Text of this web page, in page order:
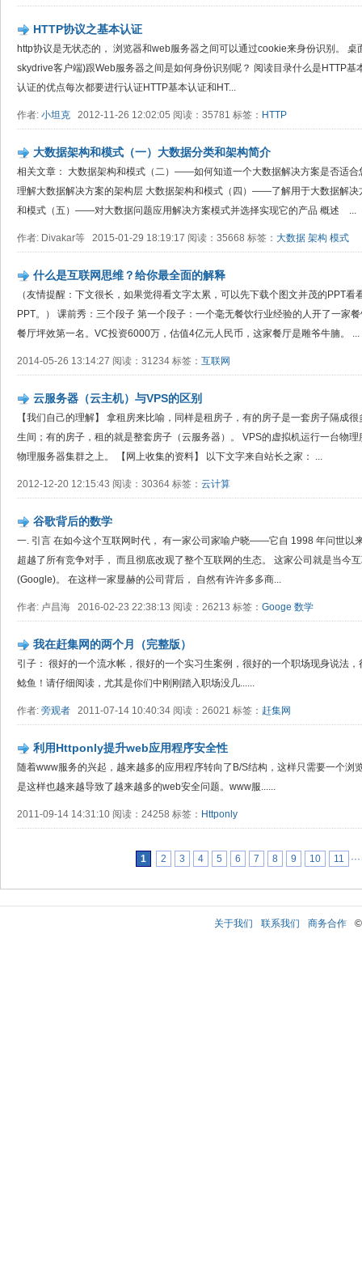
HTTP协议之基本认证
http协议是无状态的， 浏览器和web服务器之间可以通过cookie来身份识别。
skydrive客户端)跟Web服务器之间是如何身份识别呢？ 阅读目录什么是HTTP基
认证的优点每次都要进行认证HTTP基本认证和HT...
作者: 小坦克 2012-11-26 12:02:05 阅读：35781 标签： HTTP
大数据架构和模式（一）大数据分类和架构简介
相关文章： 大数据架构和模式（二）——如何知道一个大数据解决方案是否适
理解大数据解决方案的架构层 大数据架构和模式（四）——了解用于大数据解决
和模式（五）——对大数据问题应用解决方案模式并选择实现它的产品 概述 ...
作者: Divakar等 2015-01-29 18:19:17 阅读：35668 标签： 大数据 架构 模式
什么是互联网思维？给你最全面的解释
（友情提醒：下文很长，如果觉得看文字太累，可以先下载个图文并茂的PPT
PPT。） 课前秀：三个段子 第一个段子：一个毫无餐饮行业经验的人开了一家
餐厅坪效第一名。VC投资6000万，估值4亿元人民币，这家餐厅是雕爷牛腩。 ...
2014-05-26 13:14:27 阅读：31234 标签： 互联网
云服务器（云主机）与VPS的区别
【我们自己的理解】 拿租房来比喻，同样是租房子，有的房子是一套房子隔成
生间；有的房子，租的就是整套房子（云服务器）。 VPS的虚拟机运行一台物
物理服务器集群之上。 【网上收集的资料】 以下文字来自站长之家： ...
2012-12-20 12:15:43 阅读：30364 标签： 云计算
谷歌背后的数学
一. 引言 在如今这个互联网时代， 有一家公司家喻户晓——它自 1998 年问世以
超越了所有竞争对手， 而且彻底改观了整个互联网的生态。 这家公司就是当今
(Google)。 在这样一家显赫的公司背后， 自然有许许多多商...
作者: 卢昌海 2016-02-23 22:38:13 阅读：26213 标签： Googe 数学
我在赶集网的两个月（完整版）
引子： 很好的一个流水帐，很好的一个实习生案例，很好的一个职场现身说法
鲶鱼！请仔细阅读，尤其是你们中刚刚踏入职场没几......
作者: 旁观者 2011-07-14 10:40:34 阅读：26021 标签： 赶集网
利用Httponly提升web应用程序安全性
随着www服务的兴起，越来越多的应用程序转向了B/S结构，这样只需要一个浏
是这样也越来越导致了越来越多的web安全问题。www服......
2011-09-14 14:31:10 阅读：24258 标签： Httponly
1 2 3 4 5 6 7 8 9 10 11 ···
关于我们 联系我们 商务合作